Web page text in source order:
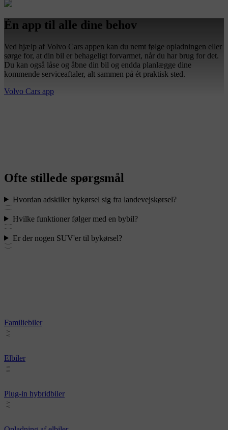
Én app til alle dine behov
Ved hjælp af Volvo Cars appen kan du nemt følge opladningen eller
sørge for, at din bil er behageligt forvarmet, når du har brug for det.
Du kan også låse og åbne din bil og endda planlægge dine
kommende serviceaftaler, alt sammen på ét praktisk sted.
Volvo Cars app
Ofte stillede spørgsmål
Hvordan adskiller bykørsel sig fra landevejskørsel?
Hvilke funktioner følger med en bybil?
Er der nogen SUV'er til bykørsel?
Familiebiler
Elbiler
Plug-in hybridbiler